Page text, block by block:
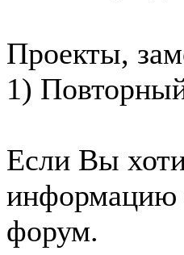
Проекты,
1)
Если Вы
информацию
форум.